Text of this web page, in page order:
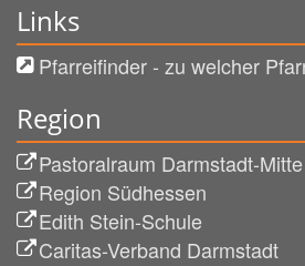
Links
Pfarreifinder - zu welcher
Region
Pastoralraum Darmstadt-Mitte
Region Südhessen
Edith Stein-Schule
Caritas-Verband Darmstadt